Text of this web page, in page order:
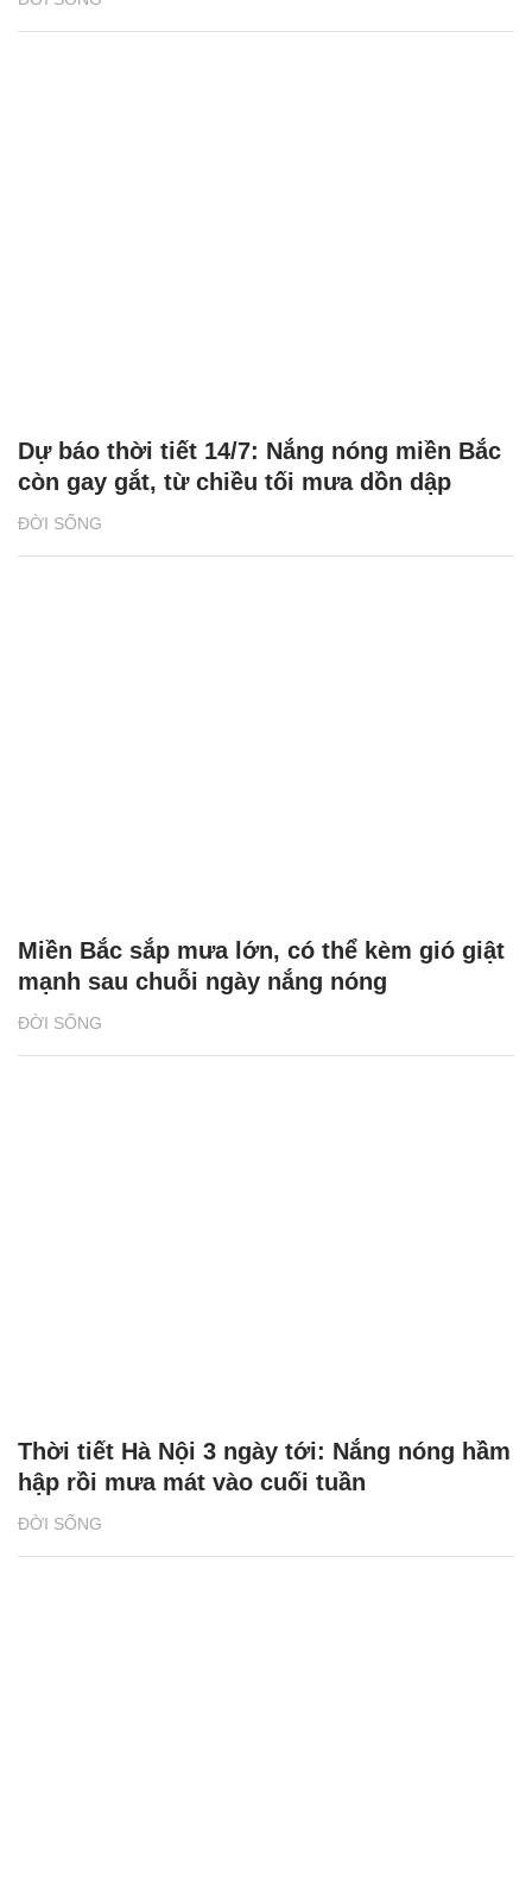
ĐỜI SỐNG
Dự báo thời tiết 14/7: Nắng nóng miền Bắc
còn gay gắt, từ chiều tối mưa dồn dập
ĐỜI SỐNG
Miền Bắc sắp mưa lớn, có thể kèm gió giật
mạnh sau chuỗi ngày nắng nóng
ĐỜI SỐNG
Thời tiết Hà Nội 3 ngày tới: Nắng nóng hầm
hập rồi mưa mát vào cuối tuần